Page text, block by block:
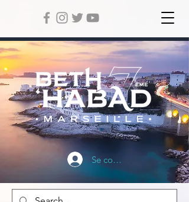
Se connecter